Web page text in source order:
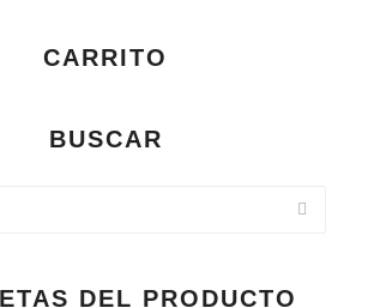
CARRITO
BUSCAR
DEL PRODUCTO